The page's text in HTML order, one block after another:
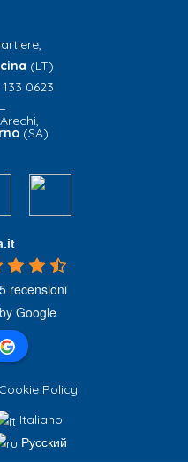
(LT)
0623
(SA)
recensioni
Cookie Policy
Italiano
Русский